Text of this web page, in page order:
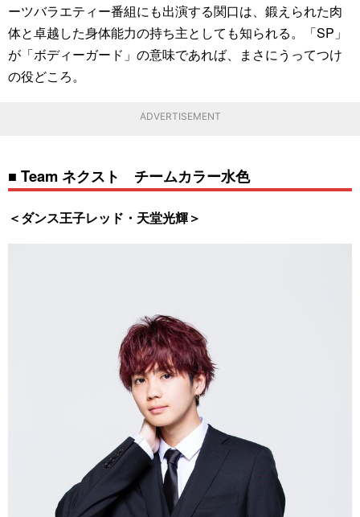
ーツバラエティー番組にも出演する関口は、鍛えられた肉
体と卓越した身体能力の持ち主としても知られる。「SP」
が「ボディーガード」の意味であれば、まさにうってつけ
の役どころ。
ADVERTISEMENT
■ Team ネクスト チームカラー水色
＜ダンス王子レッド・天堂光輝＞